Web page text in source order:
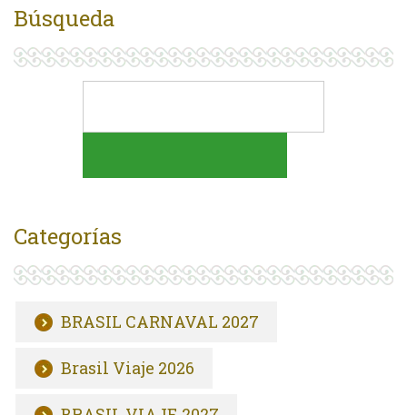
Búsqueda
Categorías
BRASIL CARNAVAL 2027
Brasil Viaje 2026